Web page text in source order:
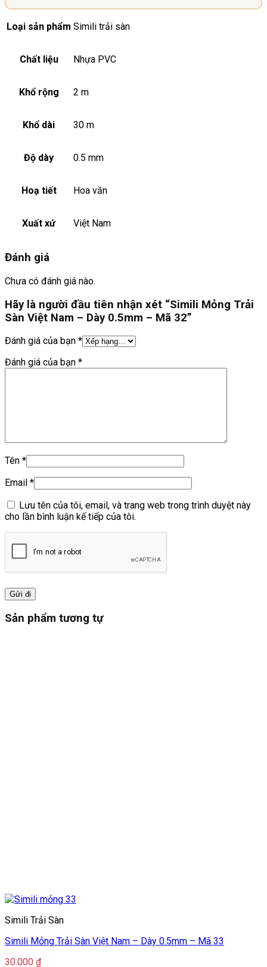
Loại sản phẩm Simili trải sàn
Chất liệu Nhựa PVC
Khổ rộng 2 m
Khổ dài 30 m
Độ dày 0.5 mm
Hoạ tiết Hoa văn
Xuất xứ Việt Nam
Đánh giá
Chưa có đánh giá nào.
Hãy là người đầu tiên nhận xét “Simili Mỏng Trải
Sàn Việt Nam – Dày 0.5mm – Mã 32”
Đánh giá của bạn *
Đánh giá của bạn *
Tên *
Email *
Lưu tên của tôi, email, và trang web trong trình duyệt này
cho lần bình luận kế tiếp của tôi.
Sản phẩm tương tự
Simili Trải Sàn
Simili Mỏng Trải Sàn Việt Nam – Dày 0.5mm – Mã 33
30.000 ₫